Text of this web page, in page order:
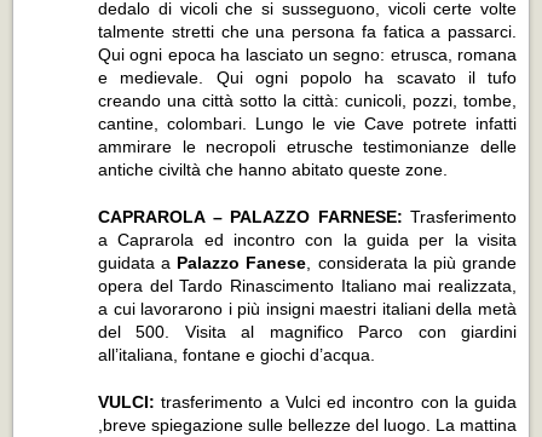
dedalo di vicoli che si susseguono, vicoli certe volte
talmente stretti che una persona fa fatica a passarci.
Qui ogni epoca ha lasciato un segno: etrusca, romana
e medievale. Qui ogni popolo ha scavato il tufo
creando una città sotto la città: cunicoli, pozzi, tombe,
cantine, colombari. Lungo le vie Cave potrete infatti
ammirare le necropoli etrusche testimonianze delle
antiche civiltà che hanno abitato queste zone.
CAPRAROLA – PALAZZO FARNESE: Trasferimento
a Caprarola ed incontro con la guida per la visita
guidata a Palazzo Fanese, considerata la più grande
opera del Tardo Rinascimento Italiano mai realizzata,
a cui lavorarono i più insigni maestri italiani della metà
del 500. Visita al magnifico Parco con giardini
all’italiana, fontane e giochi d’acqua.
VULCI: trasferimento a Vulci ed incontro con la guida
,breve spiegazione sulle bellezze del luogo. La mattina